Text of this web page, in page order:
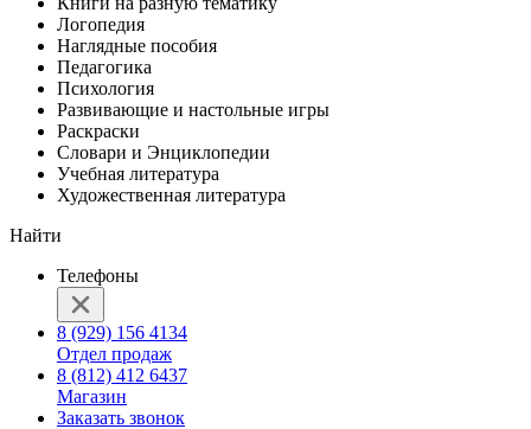
Логопедия
Наглядные пособия
Педагогика
Психология
Развивающие и настольные игры
Раскраски
Словари и Энциклопедии
Учебная литература
Художественная литература
Найти
Телефоны
8 (929) 156 4134
Отдел продаж
8 (812) 412 6437
Магазин
Заказать звонок